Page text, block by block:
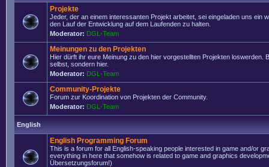
Projekte
Jeder, der an einem interessanten Projekt arbeitet, sei eingeladen uns ein
den Lauf der Entwicklung auf dem Laufenden zu halten.
Moderator: DGL-Team
Meinungen zu den Projekten
Hier dürft ihr eure Meinung zu den hier vorgestellten Projekten loswerden.
selbst, sondern hier.
Moderator: DGL-Team
Community-Projekte
Forum zur Koordination von Projekten der Community.
Moderator: DGL-Team
English
English Programming Forum
This is a forum for all English-speaking people interested in game and/or
everything in here that somehow is related to game and graphics
Übersetzungsforum!)